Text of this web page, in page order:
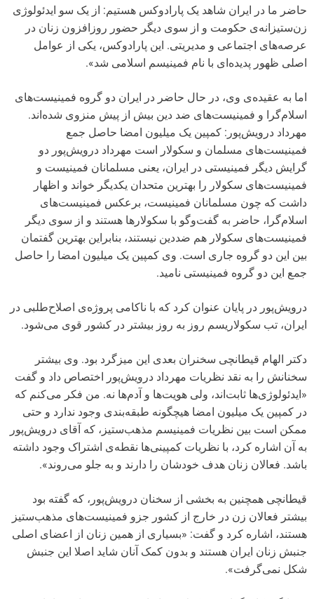
حاضر ما در ایران شاهد یک پارادوکس هستیم: از یک سو ایدئولوژی
زن‌ستیزانه‌ی حکومت و از سوی دیگر حضور روزافزون زنان در
عرصه‌های اجتماعی و مدیریتی. این پارادوکس، یکی از عوامل
اصلی ظهور پدیده‌ای با نام فمینیسم اسلامی شد».
اما به عقیده‌ی وی، در حال حاضر در ایران دو گروه فمینیست‌های
اسلام‌گرا و فمینیست‌های ضد دین بیش از پیش منزوی شده‌اند.
مهرداد درویش‌پور: کمپین یک میلیون امضا حاصل جمع
فمینیست‌های مسلمان و سکولار است مهرداد درویش‌پور دو
گرایش دیگر فمینیستی در ایران، یعنی مسلمانان فمینیست و
فمینیست‌های سکولار را بهترین متحدان یکدیگر خواند و اظهار
داشت که چون مسلمانان فمینیست، برعکس فمینیست‌های
اسلام‌گرا، حاضر به گفت‌وگو با سکولارها هستند و از سوی دیگر
فمینیست‌های سکولار هم ضددین نیستند، بنابراین بهترین گفتمان
بین این دو گروه جاری است. وی کمپین یک میلیون امضا را حاصل
جمع این دو گروه فمینیستی نامید.
درویش‌پور در پایان عنوان کرد که با ناکامی پروژه‌ی اصلاح‌طلبی در
ایران، تب سکولاریسم روز به روز بیشتر در کشور قوی می‌شود.
دکتر الهام قیطانچی سخنران بعدی این میزگرد بود. وی بیشتر
سخنانش را به نقد نظریات مهرداد درویش‌پور اختصاص داد و گفت
«ایدئولوژی‌ها ثابت‌اند، ولی هویت‌ها و آدم‌ها نه. من فکر می‌کنم که
در کمپین یک میلیون امضا هیچگونه طبقه‌بندی وجود ندارد و حتی
ممکن است بین نظریات فمینیسم مذهب‌ستیز، که آقای درویش‌پور
به آن اشاره کرد، با نظریات کمپینی‌ها نقطه‌ی اشتراک وجود داشته
باشد. فعالان زنان هدف خودشان را دارند و به جلو می‌روند».
قیطانچی همچنین به بخشی از سخنان درویش‌پور، که گفته بود
بیشتر فعالان زن در خارج از کشور جزو فمینیست‌های مذهب‌ستیز
هستند، اشاره کرد و گفت: «بسیاری از همین زنان از اعضای اصلی
جنبش زنان ایران هستند و بدون کمک آنان شاید اصلا این جنبش
شکل نمی‌گرفت».